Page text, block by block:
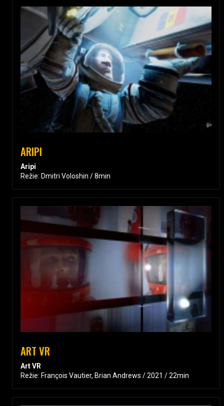
ARIPI
Aripi
Režie: Dmitri Voloshin / 8min
ART VR
Art VR
Režie: François Vautier, Brian Andrews / 2021 / 22min